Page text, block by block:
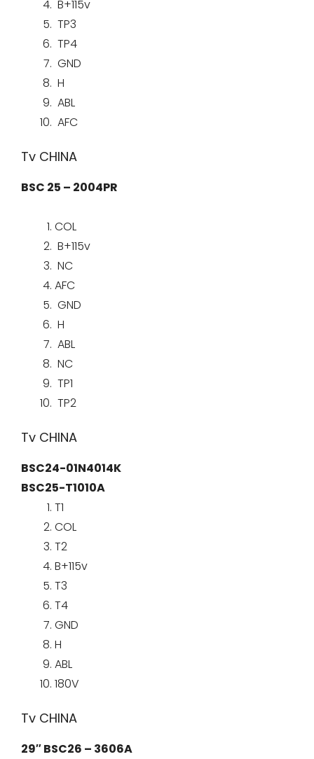
B+115v
TP3
TP4
GND
H
ABL
AFC
Tv CHINA
BSC 25 – 2004PR
COL
B+115v
NC
AFC
GND
H
ABL
NC
TP1
TP2
Tv CHINA
BSC24-01N4014K
BSC25-T1010A
T1
COL
T2
B+115v
T3
T4
GND
H
ABL
180V
Tv CHINA
29″ BSC26 – 3606A